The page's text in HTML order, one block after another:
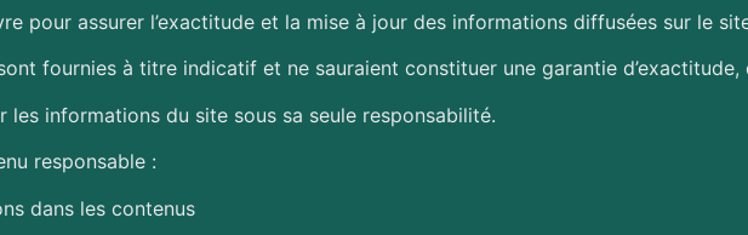
pour assurer l’exactitude et la mise à jour des informations diffusées sur le
fournies à titre indicatif et ne sauraient constituer une garantie d’exactitude,
les informations du site sous sa seule responsabilité.
responsable :
dans les contenus